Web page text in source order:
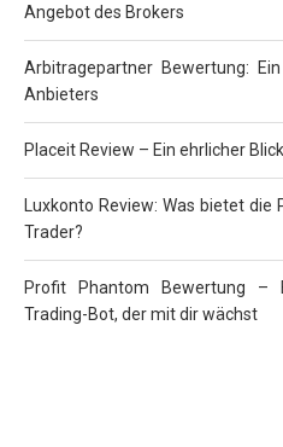
Angebot des Brokers
Arbitragepartner Bewertung:
Anbieters
Placeit Review – Ein ehrlicher
Luxkonto Review: Was bietet
Trader?
Profit Phantom Bewertung –
Trading-Bot, der mit dir wächst